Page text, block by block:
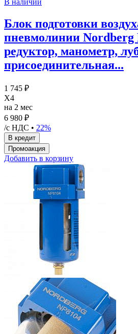
Блок подготовки
пневмолинии Nordberg
редуктор, манометр,
присоединительная...
1 745 ₽
X4
на 2 мес
6 980 ₽
/с НДС • 22%
Добавить в корзину